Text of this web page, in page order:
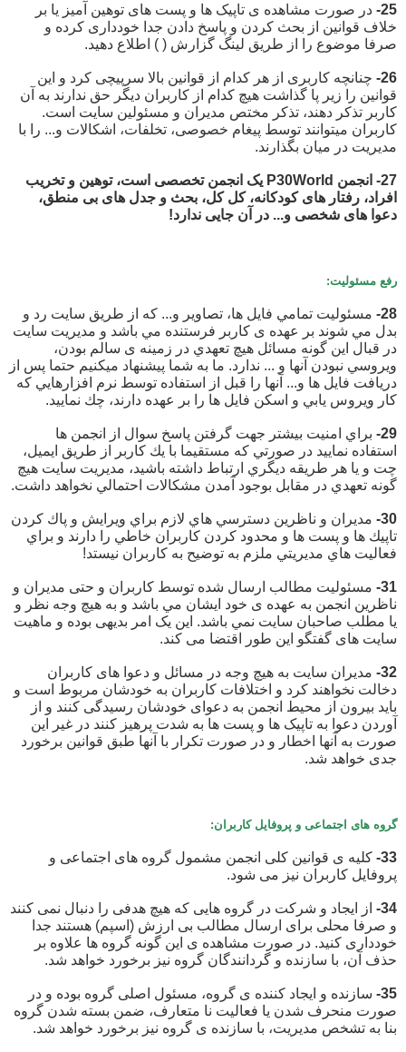
25- در صورت مشاهده ی تاپیک ها و پست های توهین آمیز یا بر
خلاف قوانین از بحث کردن و پاسخ دادن جدا خودداری کرده و
صرفا موضوع را از طریق لینگ گزارش ( ) اطلاع دهید.
26- چنانچه کاربری از هر کدام از قوانین بالا سرپیچی کرد و این
قوانین را زیر پا گذاشت هیچ کدام از کاربران دیگر حق ندارند به آن
کاربر تذکر دهند، تذکر مختص مدیران و مسئولین سایت است.
کاربران میتوانند توسط پیغام خصوصی، تخلفات، اشکالات و... را با
مدیریت در میان بگذارند.
27- انجمن P30World یک انجمن تخصصی است، توهین و تخریب
افراد، رفتار های کودکانه، کل کل، بحث و جدل های بی منطق،
دعوا های شخصی و... در آن جایی ندارد!
رفع مسئولیت:
28- مسئوليت تمامي فايل ها، تصاوير و... كه از طريق سايت رد و
بدل مي شوند بر عهده ی كاربر فرستنده مي باشد و مدیریت سايت
در قبال اين گونه مسائل هيچ تعهدي در زمينه ی سالم بودن،
ويروسي نبودن آنها و ... ندارد. ما به شما پيشنهاد ميكنيم حتما پس از
دريافت فايل ها و... آنها را قبل از استفاده توسط نرم افزارهايي كه
كار ويروس يابي و اسكن فايل ها را بر عهده دارند، چك نماييد.
29- براي امنيت بيشتر جهت گرفتن پاسخ سوال از انجمن ها
استفاده نماييد در صورتي كه مستقيما با يك كاربر از طريق ايميل،
چت و يا هر طريقه ديگري ارتباط داشته باشيد، مدیریت سايت هيچ
گونه تعهدي در مقابل بوجود آمدن مشكالات احتمالي نخواهد داشت.
30- مديران و ناظرین دسترسي هاي لازم براي ويرايش و پاك كردن
تاپيك ها و پست ها و محدود كردن كاربران خاطي را دارند و براي
فعاليت هاي مديريتي ملزم به توضیح به كاربران نيستد!
31- مسئوليت مطالب ارسال شده توسط کاربران و حتی مدیران و
ناظرین انجمن به عهده ی خود ايشان مي باشد و به هيچ وجه نظر و
يا مطلب صاحبان سايت نمي باشد. این یک امر بدیهی بوده و ماهیت
سایت های گفتگو این طور اقتضا می کند.
32- مدیران سایت به هیچ وجه در مسائل و دعوا های کاربران
دخالت نخواهند کرد و اختلافات کاربران به خودشان مربوط است و
باید بیرون از محیط انجمن به دعوای خودشان رسیدگی کنند و از
آوردن دعوا به تاپیک ها و پست ها به شدت پرهیز کنند در غیر این
صورت به آنها اخطار و در صورت تکرار با آنها طبق قوانین برخورد
جدی خواهد شد.
گروه های اجتماعی و پروفایل کاربران:
33- کلیه ی قوانین کلی انجمن مشمول گروه های اجتماعی و
پروفایل کاربران نیز می شود.
34-
از ایجاد و شرکت در گروه هایی که هیچ هدفی را دنبال نمی کنند
و صرفا محلی برای ارسال مطالب بی ارزش (اسپم) هستند جدا
خودداری کنید. در صورت مشاهده ی این گونه گروه ها علاوه بر
حذف آن، با سازنده و گردانندگان گروه نیز برخورد خواهد شد.
35- سازنده و ایجاد کننده ی گروه، مسئول اصلی گروه بوده و در
صورت منحرف شدن یا فعالیت نا متعارف، ضمن بسته شدن گروه
بنا به تشخص مدیریت، با سازنده ی گروه نیز برخورد خواهد شد.